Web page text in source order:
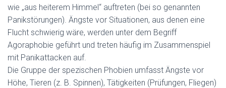
wie „aus heiterem Himmel“ auftreten (bei so genannten
Panikstörungen). Ängste vor Situationen, aus denen eine
Flucht schwierig wäre, werden unter dem Begriff
Agoraphobie geführt und treten häufig im Zusammenspiel
mit Panikattacken auf.
Die Gruppe der spezischen Phobien umfasst Ängste vor
Höhe, Tieren (z. B. Spinnen), Tätigkeiten (Prüfungen, Fliegen)